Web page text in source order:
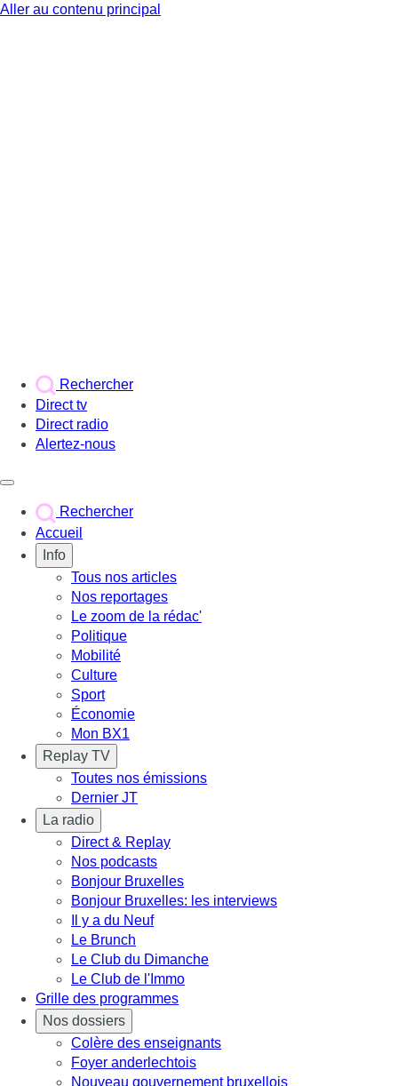
Aller au contenu principal
Rechercher
Direct tv
Direct radio
Alertez-nous
Rechercher
Accueil
Info
Tous nos articles
Nos reportages
Le zoom de la rédac'
Politique
Mobilité
Culture
Sport
Économie
Mon BX1
Replay TV
Toutes nos émissions
Dernier JT
La radio
Direct & Replay
Nos podcasts
Bonjour Bruxelles
Bonjour Bruxelles: les interviews
Il y a du Neuf
Le Brunch
Le Club du Dimanche
Le Club de l'Immo
Grille des programmes
Nos dossiers
Colère des enseignants
Foyer anderlechtois
Nouveau gouvernement bruxellois